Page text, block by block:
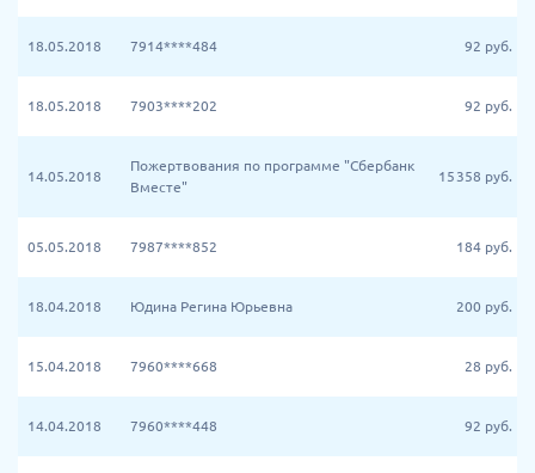
18.05.2018 7914****484 92 руб.
18.05.2018 7903****202 92 руб.
14.05.2018
Пожертвования по программе "Сбербанк
Вместе"
15 358 руб.
05.05.2018 7987****852 184 руб.
18.04.2018 Юдина Регина Юрьевна 200 руб.
15.04.2018 7960****668 28 руб.
14.04.2018 7960****448 92 руб.